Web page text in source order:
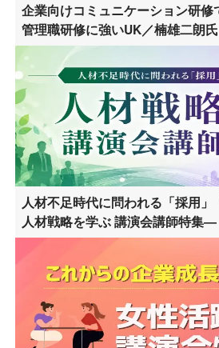
企業向けコミュニケーション研修
管理職研修に強いUK／楠雄二朗氏
人材不足時代に問われる「採用
人材戦略を学ぶ 講演会講師特集―